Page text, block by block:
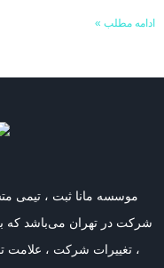
ادامه مطلب »
موسسه مانا ثبت ، تیمی
شرکت در تهران می‌باشد
، تغییرات شرکت ، علامت